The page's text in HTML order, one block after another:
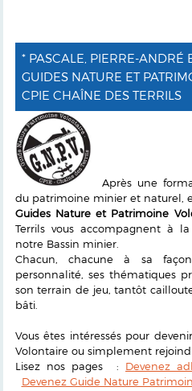
* PASCALE, PIERRE-ANDRÉ
GUIDES NATURE ET
CPIE CHAÎNE DES TERRILS
Après une
du patrimoine minier et naturel,
Guides Nature et Patrimoine
Terrils vous accompagnent à
notre Bassin minier.
Chacun, chacune à sa
personnalité, ses thématiques
son terrain de jeu, tantôt
bâti.
Vous êtes intéressés pour
Volontaire ou simplement
Lisez nos pages : Devenez
Devenez Guide Nature